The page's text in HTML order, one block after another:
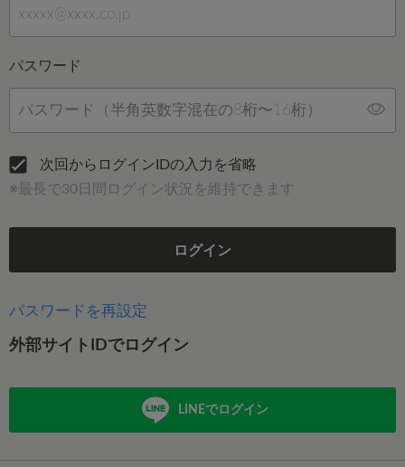
パスワード
次回からログインIDの入力を省略
※最長で30日間ログイン状況を維持できます
ログイン
パスワードを再設定
外部サイトIDでログイン
LINEでログイン